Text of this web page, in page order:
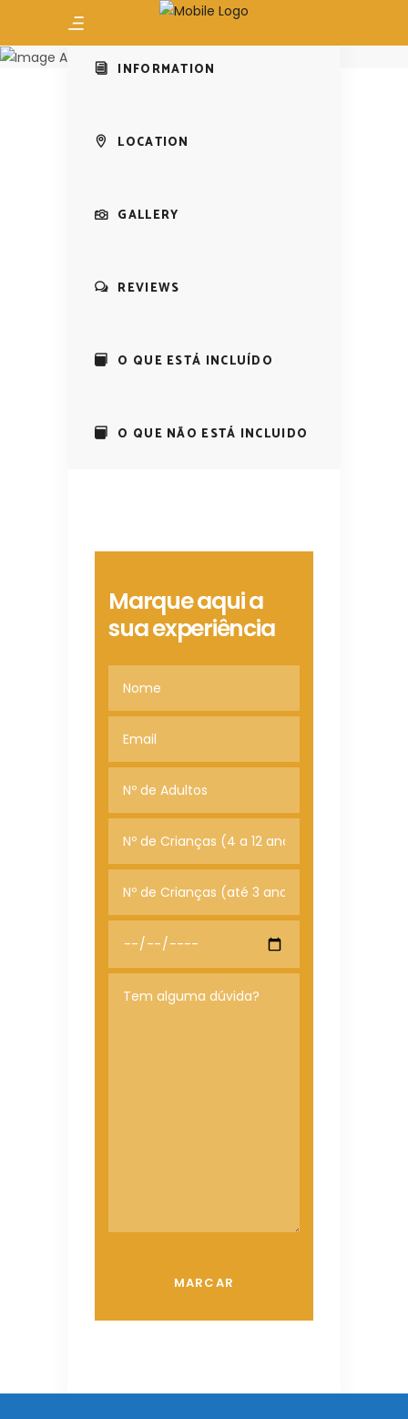
Luxury River Experiences
Sabor Lovers
INFORMATION
LOCATION
GALLERY
REVIEWS
O QUE ESTÁ INCLUÍDO
O QUE NÃO ESTÁ INCLUIDO
Marque aqui a
sua experiência